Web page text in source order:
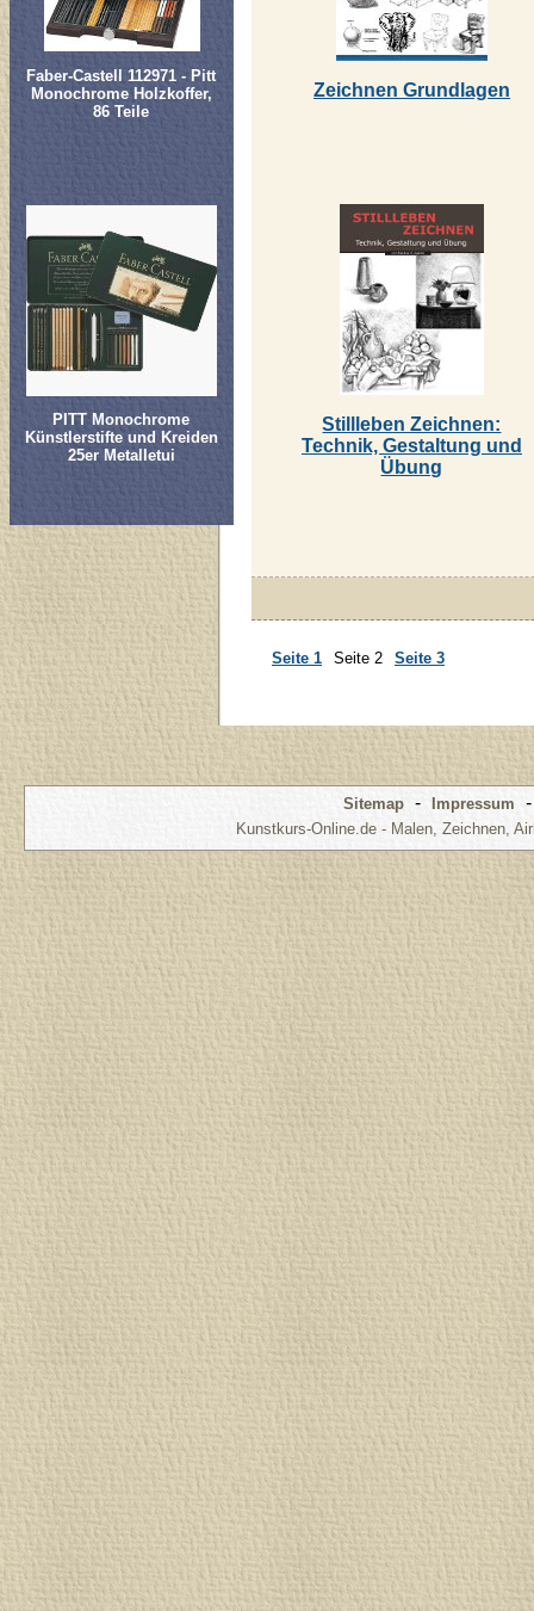
Faber-Castell 112971 - Pitt
Monochrome Holzkoffer,
86 Teile
PITT Monochrome
Künstlerstifte und Kreiden
25er Metalletui
Zeichnen Grundlagen
Stillleben Zeichnen:
Technik, Gestaltung und
Übung
Seite 1 Seite 2 Seite 3
Sitemap - Impressum
Kunstkurs-Online.de - Malen, Zeichnen,